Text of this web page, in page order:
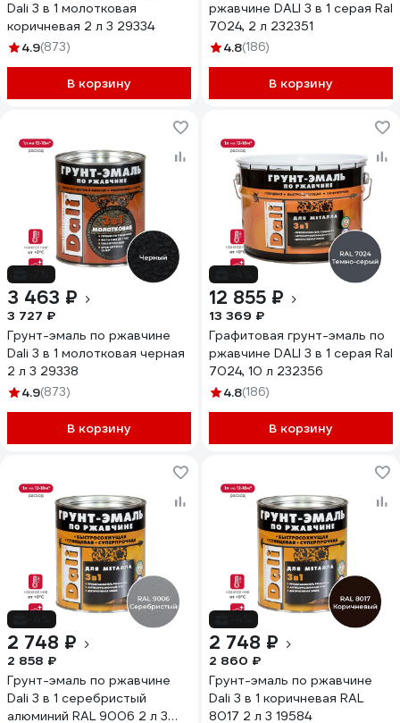
Dali 3 в 1 молотковая
коричневая 2 л 3 29334
4.9(873)
В корзину
ржавчине DALI 3 в 1 серая Ral
7024, 2 л 232351
4.8(186)
В корзину
3 463 ₽
3 727 ₽
Грунт-эмаль по ржавчине
Dali 3 в 1 молотковая черная
2 л 3 29338
4.9(873)
В корзину
12 855 ₽
13 369 ₽
Графитовая грунт-эмаль по
ржавчине DALI 3 в 1 серая Ral
7024, 10 л 232356
4.8(186)
В корзину
2 748 ₽
2 858 ₽
Грунт-эмаль по ржавчине
Dali 3 в 1 серебристый
алюминий RAL 9006 2 л 3
2 748 ₽
2 860 ₽
Грунт-эмаль по ржавчине
Dali 3 в 1 коричневая RAL
8017 2 л 3 19584